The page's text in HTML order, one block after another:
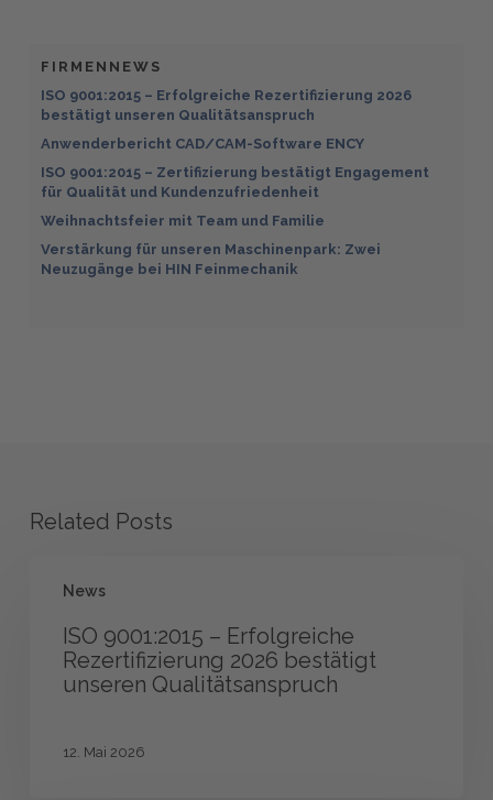
FIRMENNEWS
ISO 9001:2015 – Erfolgreiche Rezertifizierung 2026
bestätigt unseren Qualitätsanspruch
Anwenderbericht CAD/CAM-Software ENCY
ISO 9001:2015 – Zertifizierung bestätigt Engagement
für Qualität und Kundenzufriedenheit
Weihnachtsfeier mit Team und Familie
Verstärkung für unseren Maschinenpark: Zwei
Neuzugänge bei HIN Feinmechanik
Related Posts
News
9001:2015
Erfolgreiche
Rezertifizierung
unseren
ISO 9001:2015 – Erfolgreiche
Rezertifizierung 2026 bestätigt
unseren Qualitätsanspruch
12. Mai 2026